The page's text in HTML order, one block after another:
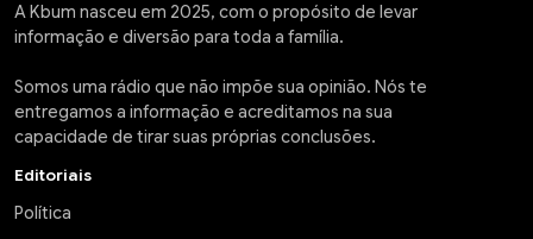
A Kbum nasceu em 2025, com o propósito de levar
informação e diversão para toda a família.
Somos uma rádio que não impõe sua opinião. Nós te
entregamos a informação e acreditamos na sua
capacidade de tirar suas próprias conclusões.
Editoriais
Política